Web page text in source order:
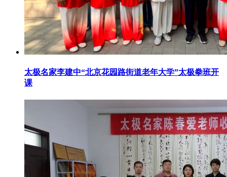
太极名家李建中“北京花园路街道老年大学”太极拳班开
课